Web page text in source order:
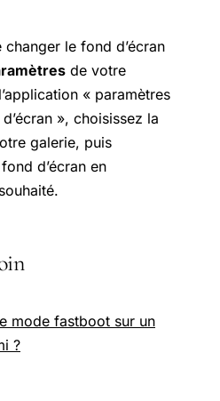
le fond d’écran
de votre
« paramètres
», choisissez la
galerie, puis
d’écran en
mode fastboot sur un
?